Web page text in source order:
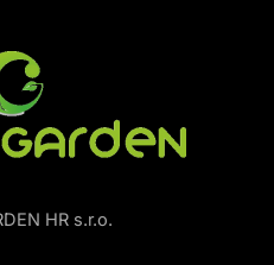
HR s.r.o.